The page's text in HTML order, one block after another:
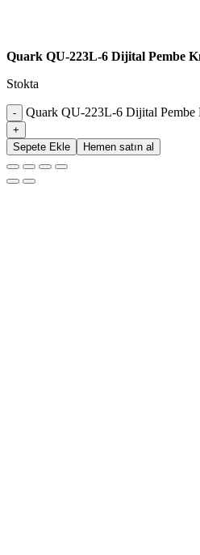
Quark QU-223L-6 Dijital Pembe
Stokta
Quark QU-223L-6 Dijital Pembe
Sepete Ekle Hemen satın al